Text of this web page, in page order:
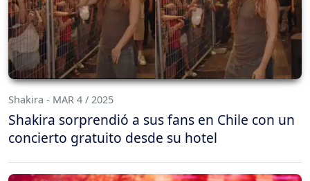
Shakira - MAR 4 / 2025
Shakira sorprendió a sus fans en Chile con un
concierto gratuito desde su hotel